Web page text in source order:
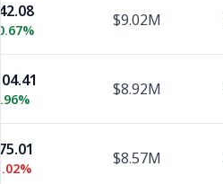
$9.02M
$8.92M
$8.57M